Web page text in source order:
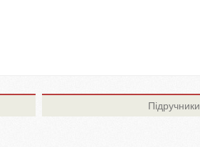
Підручники